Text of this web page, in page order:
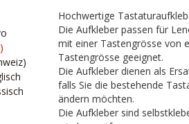
Hochwertige
Die Aufkleber passen für
mit einer Tastengrösse von
Tastengrösse geeignet.
Die Aufkleber dienen als
falls Sie die bestehende
ändern möchten.
Die Aufkleber sind